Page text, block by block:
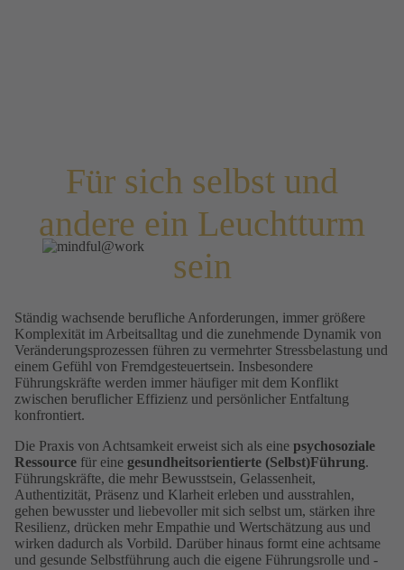
Für sich selbst und
andere ein Leuchtturm
sein
Ständig wachsende berufliche Anforderungen, immer größere
Komplexität im Arbeitsalltag und die zunehmende Dynamik von
Veränderungsprozessen führen zu vermehrter Stressbelastung und
einem Gefühl von Fremdgesteuertsein. Insbesondere
Führungskräfte werden immer häufiger mit dem Konflikt
zwischen beruflicher Effizienz und persönlicher Entfaltung
konfrontiert.
Die Praxis von Achtsamkeit erweist sich als eine psychosoziale
Ressource für eine gesundheitsorientierte (Selbst)Führung.
Führungskräfte, die mehr Bewusstsein, Gelassenheit,
Authentizität, Präsenz und Klarheit erleben und ausstrahlen,
gehen bewusster und liebevoller mit sich selbst um, stärken ihre
Resilienz, drücken mehr Empathie und Wertschätzung aus und
wirken dadurch als Vorbild. Darüber hinaus formt eine achtsame
und gesunde Selbstführung auch die eigene Führungsrolle und -